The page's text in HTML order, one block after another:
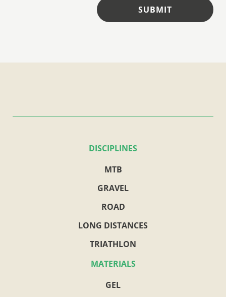
SUBMIT
DISCIPLINES
MTB
GRAVEL
ROAD
LONG DISTANCES
TRIATHLON
MATERIALS
GEL